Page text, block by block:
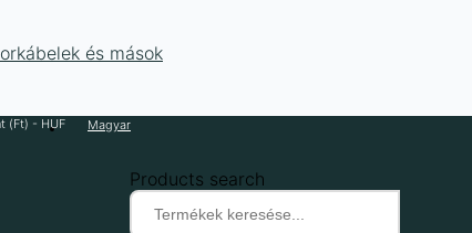
és mások
(Ft) - HUF Magyar
Products search